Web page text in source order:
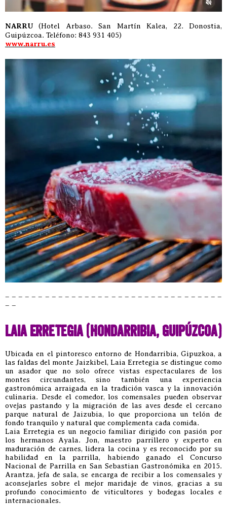
NARRU (Hotel Arbaso. San Martín Kalea, 22. Donostia,
Guipúzcoa. Teléfono: 843 931 405)
www.narru.es
– – – – – – – – – – – – – – – – – – – – – – – – – – – – – – – – –
– –
Laia Erretegia (Hondarribia, Guipúzcoa)
Ubicada en el pintoresco entorno de Hondarribia, Gipuzkoa, a
las faldas del monte Jaizkibel, Laia Erretegia se distingue como
un asador que no solo ofrece vistas espectaculares de los
montes circundantes, sino también una experiencia
gastronómica arraigada en la tradición vasca y la innovación
culinaria. Desde el comedor, los comensales pueden observar
ovejas pastando y la migración de las aves desde el cercano
parque natural de Jaizubia, lo que proporciona un telón de
fondo tranquilo y natural que complementa cada comida.
Laia Erretegia es un negocio familiar dirigido con pasión por
los hermanos Ayala. Jon, maestro parrillero y experto en
maduración de carnes, lidera la cocina y es reconocido por su
habilidad en la parrilla, habiendo ganado el Concurso
Nacional de Parrilla en San Sebastian Gastronómika en 2015.
Arantza, jefa de sala, se encarga de recibir a los comensales y
aconsejarles sobre el mejor maridaje de vinos, gracias a su
profundo conocimiento de viticultores y bodegas locales e
internacionales.